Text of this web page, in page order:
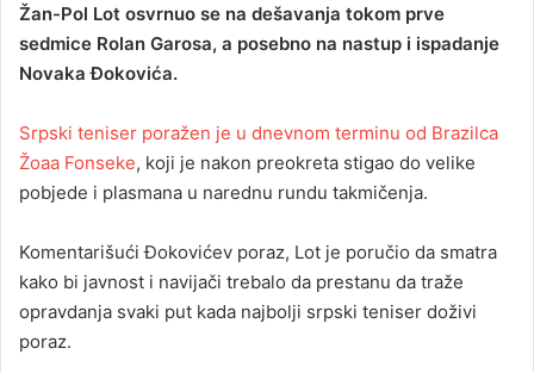
Žan-Pol Lot osvrnuo se na dešavanja tokom prve
sedmice Rolan Garosa, a posebno na nastup i ispadanje
Novaka Đokovića.
Srpski teniser poražen je u dnevnom terminu od Brazilca
Žoaa Fonseke, koji je nakon preokreta stigao do velike
pobjede i plasmana u narednu rundu takmičenja.
Komentarišući Đokovićev poraz, Lot je poručio da smatra
kako bi javnost i navijači trebalo da prestanu da traže
opravdanja svaki put kada najbolji srpski teniser doživi
poraz.